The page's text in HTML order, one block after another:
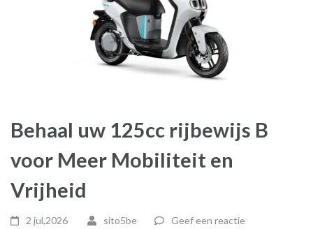
Behaal uw 125cc rijbewijs B
voor Meer Mobiliteit en
Vrijheid
2 jul,2026 sito5be Geef een reactie